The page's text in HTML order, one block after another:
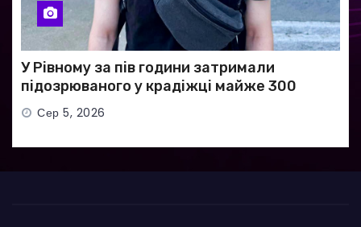
У Рівному за пів години затримали
підозрюваного у крадіжці майже 300
тисяч гривень
Сер 5, 2026